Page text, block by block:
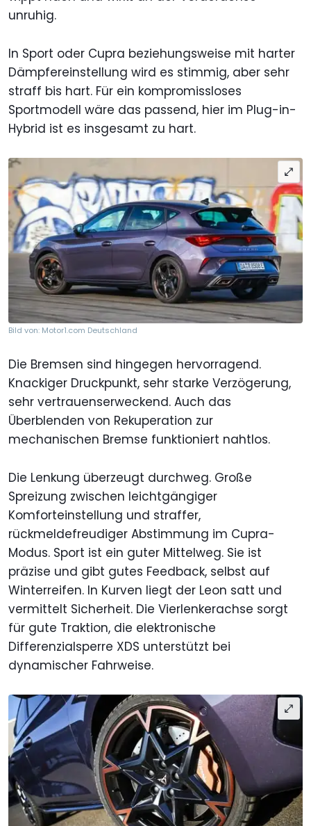
unruhig.
In Sport oder Cupra beziehungsweise mit harter
Dämpfereinstellung wird es stimmig, aber sehr
straff bis hart. Für ein kompromissloses
Sportmodell wäre das passend, hier im Plug-in-
Hybrid ist es insgesamt zu hart.
Bild von: Motor1.com Deutschland
Die Bremsen sind hingegen hervorragend.
Knackiger Druckpunkt, sehr starke Verzögerung,
sehr vertrauenserweckend. Auch das
Überblenden von Rekuperation zur
mechanischen Bremse funktioniert nahtlos.
Die Lenkung überzeugt durchweg. Große
Spreizung zwischen leichtgängiger
Komforteinstellung und straffer,
rückmeldefreudiger Abstimmung im Cupra-
Modus. Sport ist ein guter Mittelweg. Sie ist
präzise und gibt gutes Feedback, selbst auf
Winterreifen. In Kurven liegt der Leon satt und
vermittelt Sicherheit. Die Vierlenkerachse sorgt
für gute Traktion, die elektronische
Differenzialsperre XDS unterstützt bei
dynamischer Fahrweise.